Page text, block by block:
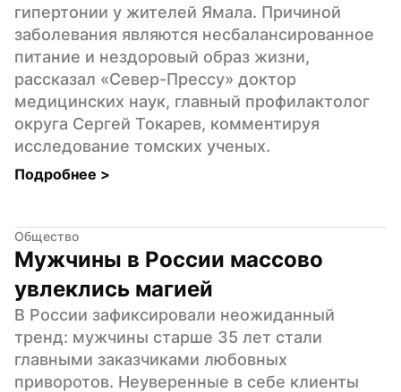
гипертонии у жителей Ямала. Причиной
заболевания являются несбалансированное
питание и нездоровый образ жизни,
рассказал «Север-Прессу» доктор
медицинских наук, главный профилактолог
округа Сергей Токарев, комментируя
исследование томских ученых.
Подробнее >
Общество
Мужчины в России массово
увлеклись магией
В России зафиксировали неожиданный
тренд: мужчины старше 35 лет стали
главными заказчиками любовных
приворотов. Неуверенные в себе клиенты